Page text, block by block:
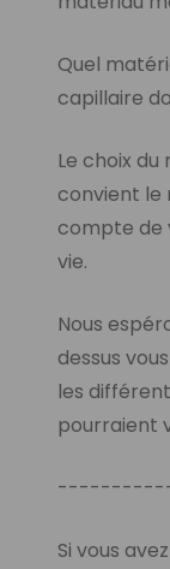
Quel
capillaire
Le choix du
convient le
compte de
vie.
Nous
dessus
les
pourraient
Si vous